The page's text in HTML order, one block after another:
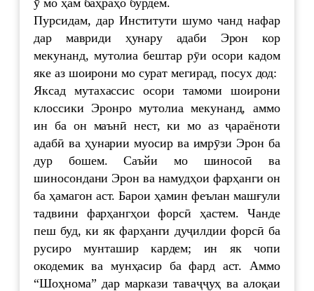
Пурсидам, дар Институти шумо чанд нафар
дар мавриди ҳунару адаби Эрон кор
мекунанд, мутолиа бештар рӯи осори кадом
яке аз шоирони мо сурат мегирад, посух дод:
Яксад мутахассис осори тамоми шоирони
клоссики Эронро мутолиа мекунанд, аммо
ин ба он маънӣ нест, ки мо аз ҷараёноти
адабӣ ва ҳунарии муосир ва имрӯзи Эрон ба
дур бошем. Саъйи мо шиносоӣ ва
шиносондани Эрон ва намудҳои фарҳанги он
ба ҳамагон аст. Барои ҳамин феълан машғули
тадвини фарҳангҳои форсӣ ҳастем. Чанде
пеш буд, ки як фарҳанги дуҷилдии форсӣ ба
русиро мунташир кардем; ин як чопи
окодемик ва мунҳасир ба фард аст. Аммо
“Шоҳнома” дар маркази таваҷҷуҳ ва алоқаи